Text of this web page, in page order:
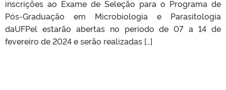
inscrições ao Exame de Seleção para o Programa de
Pós-Graduação em Microbiologia e Parasitologia
daUFPel estarão abertas no período de 07 a 14 de
fevereiro de 2024 e serão realizadas […]